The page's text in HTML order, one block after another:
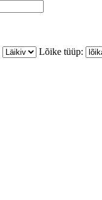
Lõike tüüp: